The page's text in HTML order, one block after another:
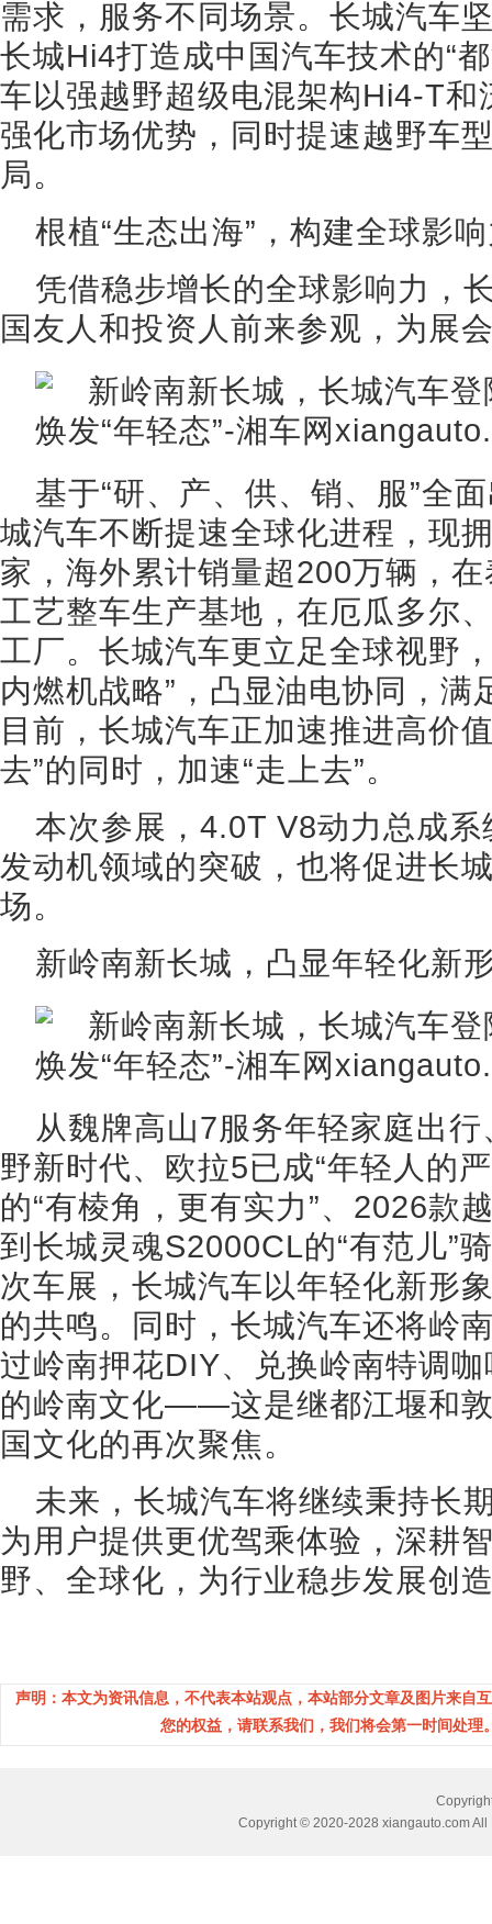
需求，服务不同场景。长城汽车
长城Hi4打造成中国汽车技术的“
车以强越野超级电混架构Hi4-T
强化市场优势，同时提速越野车
局。
根植“生态出海”，构建全球影
凭借稳步增长的全球影响力，
国友人和投资人前来参观，为展
基于“研、产、供、销、服”全
城汽车不断提速全球化进程，现
家，海外累计销量超200万辆，
工艺整车生产基地，在厄瓜多尔
工厂。长城汽车更立足全球视野
内燃机战略”，凸显油电协同，
目前，长城汽车正加速推进高价
去”的同时，加速“走上去”。
本次参展，4.0T V8动力总成
发动机领域的突破，也将促进长
场。
新岭南新长城，凸显年轻化新
从魏牌高山7服务年轻家庭出
野新时代、欧拉5已成“年轻人的
的“有棱角，更有实力”、2026款
到长城灵魂S2000CL的“有范儿”
次车展，长城汽车以年轻化新形
的共鸣。同时，长城汽车还将岭
过岭南押花DIY、兑换岭南特调
的岭南文化——这是继都江堰和
国文化的再次聚焦。
未来，长城汽车将继续秉持长
为用户提供更优驾乘体验，深耕
野、全球化，为行业稳步发展创
声明：本文为资讯信息，不代表本站观点，本站部分文章及图片来自
您的权益，请联系我们，我们将会第一时间处
Copyright © 2020-2028 xiangauto.com